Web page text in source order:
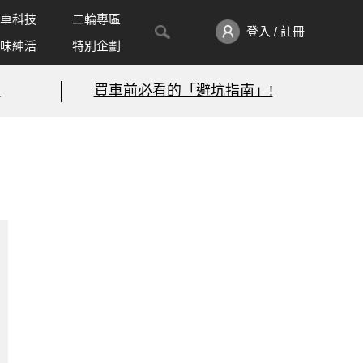
科技
二輪專區
紳活
特別企劃
登入 / 註冊
買車前必看的「避坑指南」!